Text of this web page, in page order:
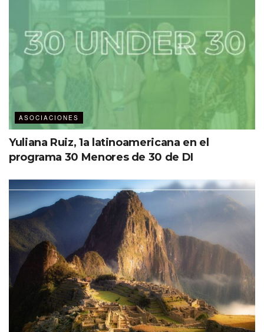
ASOCIACIONES
Yuliana Ruiz, 1a latinoamericana en el
programa 30 Menores de 30 de DI